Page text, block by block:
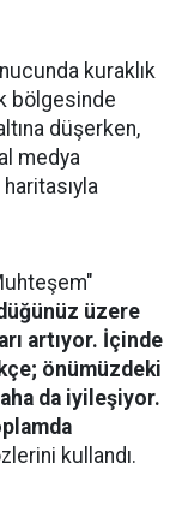
kuraklık
bölgesinde
düşerken,
medya
üzere
artıyor. İçinde
önümüzdeki
da iyileşiyor.
kullandı.